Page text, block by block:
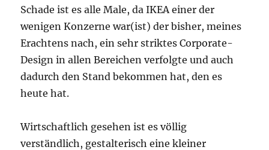
Schade ist es alle Male, da IKEA einer der
wenigen Konzerne war(ist) der bisher, meines
Erachtens nach, ein sehr striktes Corporate-
Design in allen Bereichen verfolgte und auch
dadurch den Stand bekommen hat, den es
heute hat.
Wirtschaftlich gesehen ist es völlig
verständlich, gestalterisch eine kleiner